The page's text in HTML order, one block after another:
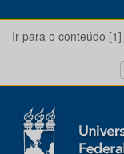
Ir para o conteúdo [1]